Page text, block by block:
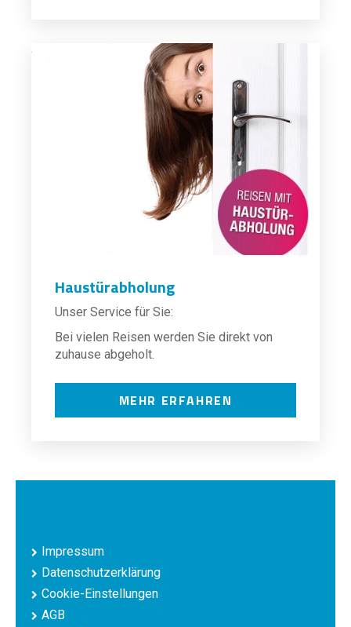
Haustürabholung
Unser Service für Sie:
Bei vielen Reisen werden Sie direkt von
zuhause abgeholt.
MEHR ERFAHREN
Impressum
Datenschutzerklärung
Cookie-Einstellungen
AGB